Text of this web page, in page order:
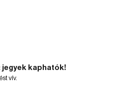
jegyek kaphatók!
vív.